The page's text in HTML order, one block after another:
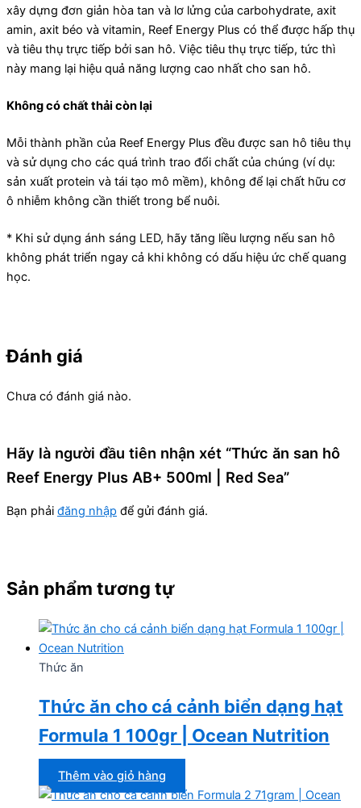
xây dựng đơn giản hòa tan và lơ lửng của carbohydrate, axit
amin, axit béo và vitamin, Reef Energy Plus có thể được hấp thụ
và tiêu thụ trực tiếp bởi san hô. Việc tiêu thụ trực tiếp, tức thì
này mang lại hiệu quả năng lượng cao nhất cho san hô.
Không có chất thải còn lại
Mỗi thành phần của Reef Energy Plus đều được san hô tiêu thụ
và sử dụng cho các quá trình trao đổi chất của chúng (ví dụ:
sản xuất protein và tái tạo mô mềm), không để lại chất hữu cơ
ô nhiễm không cần thiết trong bể nuôi.
* Khi sử dụng ánh sáng LED, hãy tăng liều lượng nếu san hô
không phát triển ngay cả khi không có dấu hiệu ức chế quang
học.
Đánh giá
Chưa có đánh giá nào.
Hãy là người đầu tiên nhận xét “Thức ăn san hô
Reef Energy Plus AB+ 500ml | Red Sea”
Bạn phải đăng nhập để gửi đánh giá.
Sản phẩm tương tự
Thức ăn
Thức ăn cho cá cảnh biển dạng hạt
Formula 1 100gr | Ocean Nutrition
Thêm vào giỏ hàng